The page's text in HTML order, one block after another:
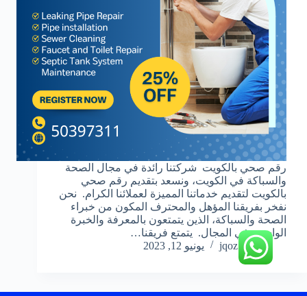
رقم صحي بالكويت شركتنا رائدة في مجال الصحة
والسباكة في الكويت، ونسعد بتقديم رقم صحي
بالكويت لتقديم خدماتنا المميزة لعملائنا الكرام. نحن
نفخر بفريقنا المؤهل والمحترف المكون من خبراء
الصحة والسباكة، الذين يتمتعون بالمعرفة والخبرة
الواسعة في المجال. يتمتع فريقنا…
jqoz51ek
يونيو 12, 2023